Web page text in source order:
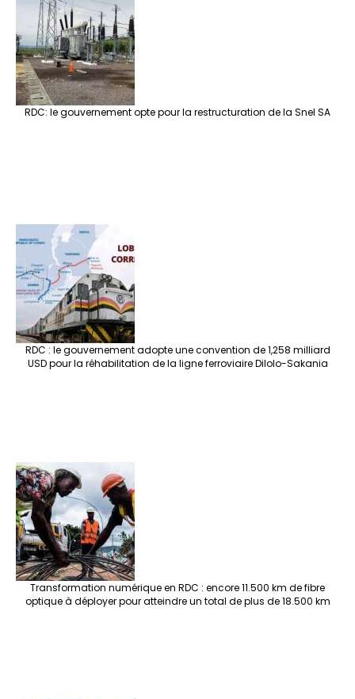
RDC: le gouvernement opte pour la restructuration de la Snel SA
RDC : le gouvernement adopte une convention de 1,258 milliard
USD pour la réhabilitation de la ligne ferroviaire Dilolo-Sakania
Transformation numérique en RDC : encore 11.500 km de fibre
optique à déployer pour atteindre un total de plus de 18.500 km